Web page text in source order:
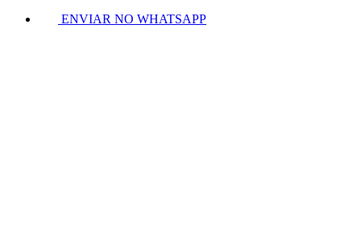
ENVIAR NO WHATSAPP